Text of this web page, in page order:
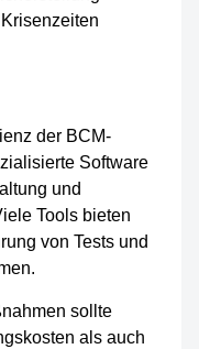
der BCM-
Software
und
Tools bieten
von Tests und
sollte
als auch